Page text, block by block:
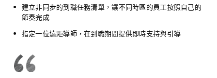
建立非同步的到職任務清單，讓不同時區的員工按照自己的
節奏完成
指定一位遠距導師，在到職期間提供即時支持與引導